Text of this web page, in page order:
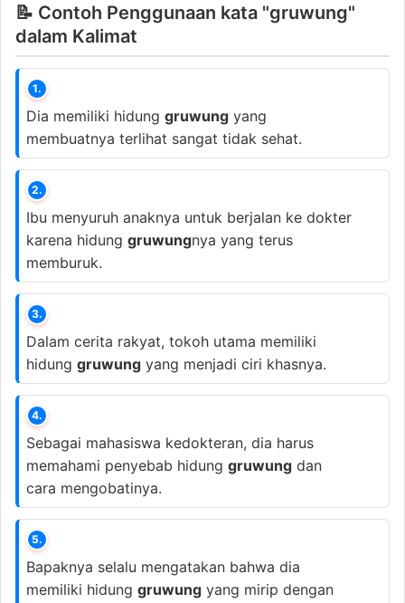
📝 Contoh Penggunaan kata "gruwung"
dalam Kalimat
1.
Dia memiliki hidung gruwung yang
membuatnya terlihat sangat tidak sehat.
2.
Ibu menyuruh anaknya untuk berjalan ke dokter
karena hidung gruwungnya yang terus
memburuk.
3.
Dalam cerita rakyat, tokoh utama memiliki
hidung gruwung yang menjadi ciri khasnya.
4.
Sebagai mahasiswa kedokteran, dia harus
memahami penyebab hidung gruwung dan
cara mengobatinya.
5.
Bapaknya selalu mengatakan bahwa dia
memiliki hidung gruwung yang mirip dengan